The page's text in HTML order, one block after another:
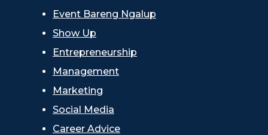
Event Bareng Ngalup
Show Up
Entrepreneurship
Management
Marketing
Social Media
Career Advice